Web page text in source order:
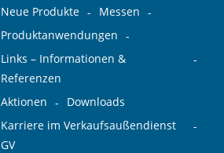
Neue Produkte
Messen
Produktanwendungen
Links – Informationen &
Referenzen
Aktionen
Downloads
Karriere im Verkaufsaußendienst
GV